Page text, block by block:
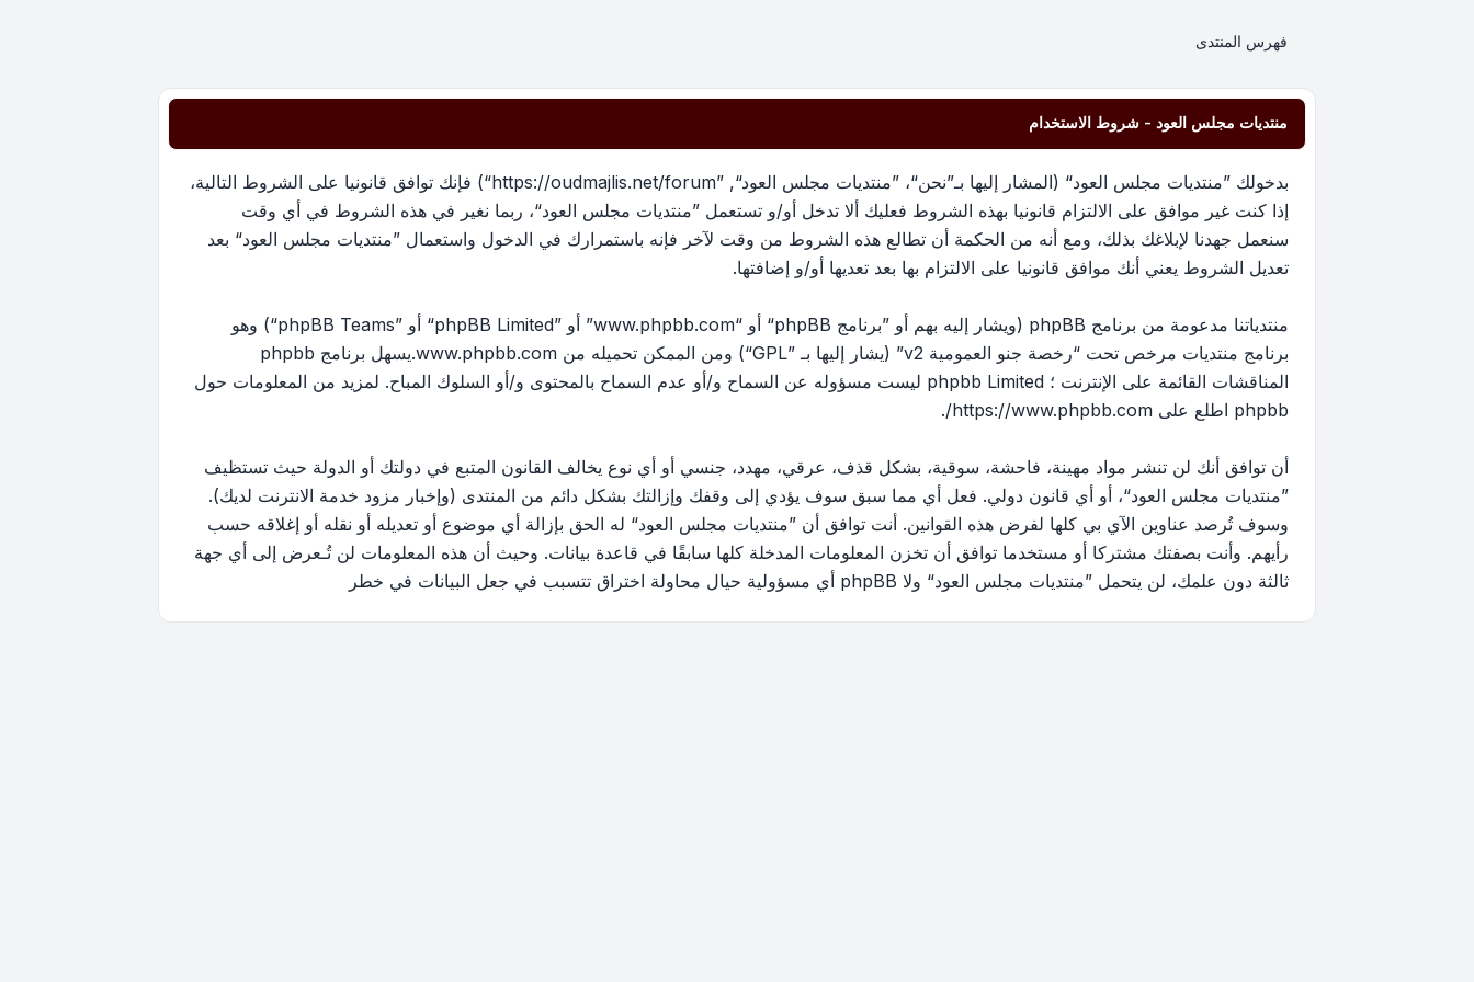
فهرس المنتدى
منتديات مجلس العود - شروط الاستخدام
بدخولك ”منتديات مجلس العود“ (المشار إليها بـ”نحن“، ”منتديات مجلس العود“, ”https://oudmajlis.net/forum“) فإنك توافق قانونيا على الشروط التالية،
إذا كنت غير موافق على الالتزام قانونيا بهذه الشروط فعليك ألا تدخل أو/و تستعمل ”منتديات مجلس العود“، ربما نغير في هذه الشروط في أي وقت
سنعمل جهدنا لإبلاغك بذلك، ومع أنه من الحكمة أن تطالع هذه الشروط من وقت لآخر فإنه باستمرارك في الدخول واستعمال ”منتديات مجلس العود“ بعد
تعديل الشروط يعني أنك موافق قانونيا على الالتزام بها بعد تعديها أو/و إضافتها.
منتدياتنا مدعومة من برنامج phpBB (ويشار إليه بهم أو ”برنامج phpBB“ أو “www.phpbb.com” أو ”phpBB Limited“ أو ”phpBB Teams“) وهو
برنامج منتديات مرخص تحت “رخصة جنو العمومية v2 ” (يشار إليها بـ ”GPL“) ومن الممكن تحميله من www.phpbb.com
.يسهل برنامج phpbb
المناقشات القائمة على الإنترنت ؛ phpbb Limited ليست مسؤوله عن السماح و/أو عدم السماح بالمحتوى و/أو السلوك المباح. لمزيد من المعلومات حول
phpbb اطلع على
https://www.phpbb.com/
.
أن توافق أنك لن تنشر مواد مهينة، فاحشة، سوقية، بشكل قذف، عرقي، مهدد، جنسي أو أي نوع يخالف القانون المتبع في دولتك أو الدولة حيث تستظيف
”منتديات مجلس العود“، أو أي قانون دولي. فعل أي مما سبق سوف يؤدي إلى وقفك وإزالتك بشكل دائم من المنتدى (وإخبار مزود خدمة الانترنت لديك).
وسوف تُرصد عناوين الآي بي كلها لفرض هذه القوانين. أنت توافق أن ”منتديات مجلس العود“ له الحق بإزالة أي موضوع أو تعديله أو نقله أو إغلاقه حسب
رأيهم. وأنت بصفتك مشتركا أو مستخدما توافق أن تخزن المعلومات المدخلة كلها سابقًا في قاعدة بيانات. وحيث أن هذه المعلومات لن تُـعرض إلى أي جهة
ثالثة دون علمك، لن يتحمل ”منتديات مجلس العود“ ولا phpBB أي مسؤولية حيال محاولة اختراق تتسبب في جعل البيانات في خطر